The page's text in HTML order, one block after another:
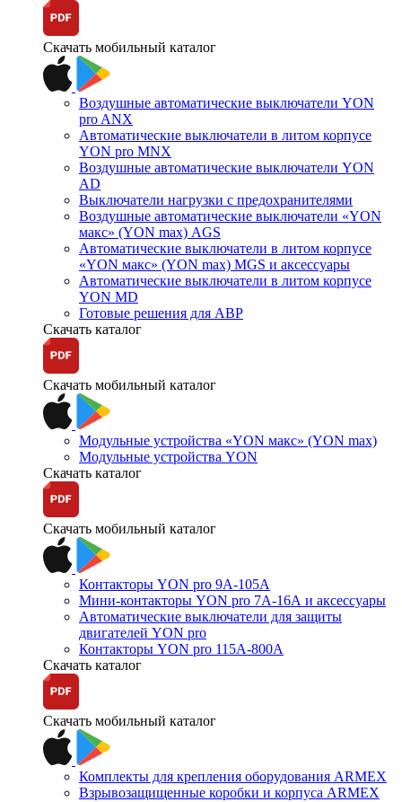
Скачать мобильный каталог
Воздушные автоматические выключатели YON
pro ANX
Автоматические выключатели в литом корпусе
YON pro MNX
Воздушные автоматические выключатели YON
AD
Выключатели нагрузки с предохранителями
Воздушные автоматические выключатели «YON
макс» (YON max) AGS
Автоматические выключатели в литом корпусе
«YON макс» (YON max) MGS и аксессуары
Автоматические выключатели в литом корпусе
YON MD
Готовые решения для АВР
Скачать каталог
Скачать мобильный каталог
Модульные устройства «YON макс» (YON max)
Модульные устройства YON
Скачать каталог
Скачать мобильный каталог
Контакторы YON pro 9А-105А
Мини-контакторы YON pro 7А-16А и аксессуары
Автоматические выключатели для защиты
двигателей YON pro
Контакторы YON pro 115А-800А
Скачать каталог
Скачать мобильный каталог
Комплекты для крепления оборудования ARMEX
Взрывозащищенные коробки и корпуса ARMEX